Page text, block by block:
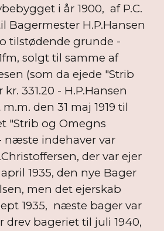
i år 1900, af P.C.
Bagermester H.P.Hansen
tilstødende grunde -
solgt til samme af
(som da ejede "Strib
331.20 - H.P.Hansen
den 31 maj 1919 til
"Strib og Omegns
næste indehaver var
der var ejer
1935, den nye Bager
men det ejerskab
1935, næste bager var
drev bageriet til juli 1940,